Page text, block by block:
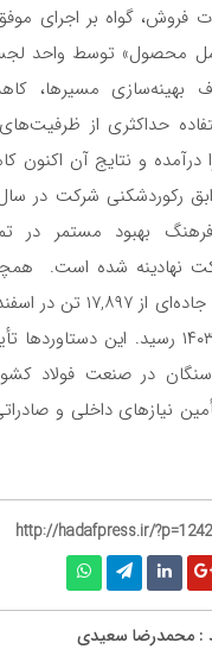
فروش، گواه بر اجرای
حمل محصول» توسط واحد
بهینه‌سازی مسیرها،
حداکثری از
درآمده و نتایج آن اکنون
رکوردشکنی شرکت در
بهبود مستمر در
نهادینه شده است.
تن در خرداد ۱۴۰۳ رسید. این
سنگان در صنعت فولاد
نیازهای داخلی و
http://hadafpress.ir/
: محمدرضا سعیدی